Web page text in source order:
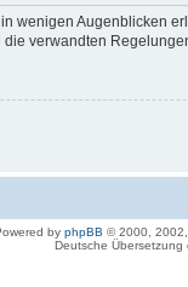
wenigen
verwandten
by phpBB © 2000,
Deutsche Übersetzung